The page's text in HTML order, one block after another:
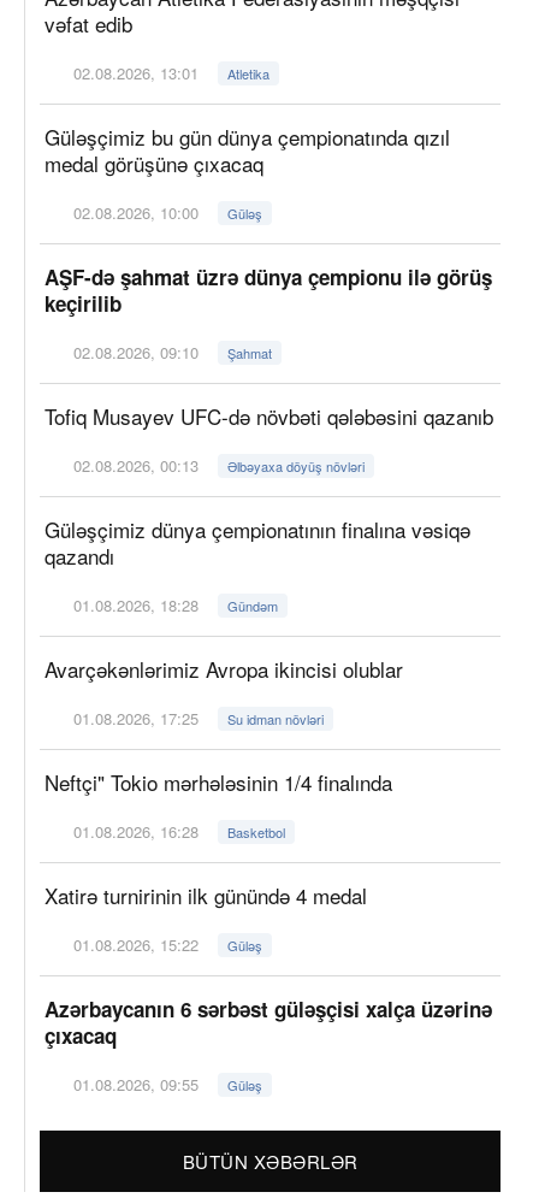
vəfat edib
02.08.2026, 13:01 Atletika
Güləşçimiz bu gün dünya çempionatında qızıl
medal görüşünə çıxacaq
02.08.2026, 10:00 Güləş
AŞF-də şahmat üzrə dünya çempionu ilə görüş
keçirilib
02.08.2026, 09:10 Şahmat
Tofiq Musayev UFC-də növbəti qələbəsini qazanıb
02.08.2026, 00:13 Əlbəyaxa döyüş növləri
Güləşçimiz dünya çempionatının finalına vəsiqə
qazandı
01.08.2026, 18:28 Gündəm
Avarçəkənlərimiz Avropa ikincisi olublar
01.08.2026, 17:25 Su idman növləri
Neftçi" Tokio mərhələsinin 1/4 finalında
01.08.2026, 16:28 Basketbol
Xatirə turnirinin ilk günündə 4 medal
01.08.2026, 15:22 Güləş
Azərbaycanın 6 sərbəst güləşçisi xalça üzərinə
çıxacaq
01.08.2026, 09:55 Güləş
BÜTÜN XƏBƏRLƏR